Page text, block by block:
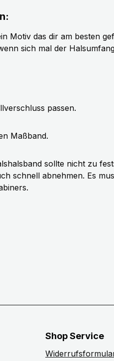
Motiv das dir am besten
sich mal der
passen.
Maßband.
sollte nicht zu
schnell abnehmen. Es
Shop Service